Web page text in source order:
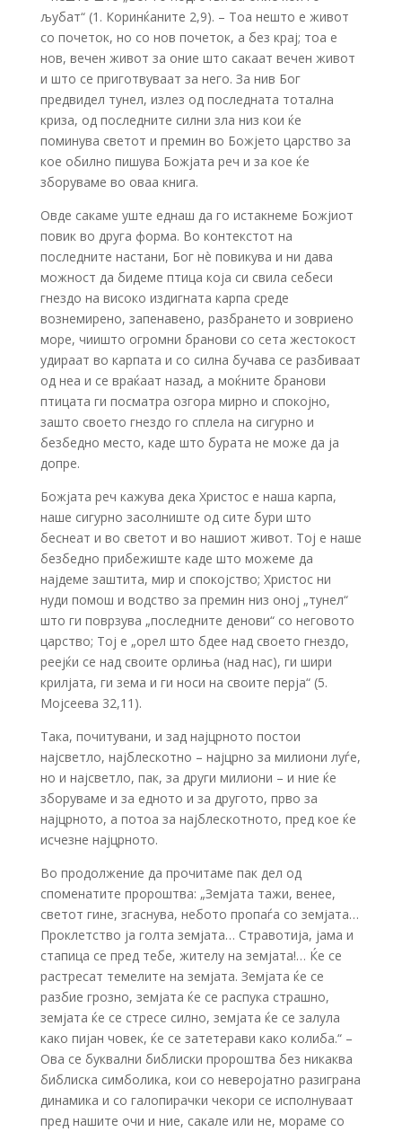
љубат“ (1. Коринќаните 2,9). – Тоа нешто е живот
со почеток, но со нов почеток, а без крај; тоа е
нов, вечен живот за оние што сакаат вечен живот
и што се приготвуваат за него. За нив Бог
предвидел тунел, излез од последната тотална
криза, од последните силни зла низ кои ќе
поминува светот и премин во Божјето царство за
кое обилно пишува Божјата реч и за кое ќе
зборуваме во оваа книга.
Овде сакаме уште еднаш да го истакнеме Божјиот
повик во друга форма. Во контекстот на
последните настани, Бог нè повикува и ни дава
можност да бидеме птица која си свила себеси
гнездо на високо издигната карпа среде
вознемирено, запенавено, разбрането и зовриено
море, чиишто огромни бранови со сета жестокост
удираат во карпата и со силна бучава се разбиваат
од неа и се враќаат назад, а моќните бранови
птицата ги посматра озгора мирно и спокојно,
зашто своето гнездо го сплела на сигурно и
безбедно место, каде што бурата не може да ја
допре.
Божјата реч кажува дека Христос е наша карпа,
наше сигурно засолниште од сите бури што
беснеат и во светот и во нашиот живот. Тој е наше
безбедно прибежиште каде што можеме да
најдеме заштита, мир и спокојство; Христос ни
нуди помош и водство за премин низ оној „тунел“
што ги поврзува „последните денови“ со неговото
царство; Тој е „орел што бдее над своето гнездо,
реејќи се над своите орлиња (над нас), ги шири
крилјата, ги зема и ги носи на своите перја“ (5.
Мојсеева 32,11).
Така, почитувани, и зад најцрното постои
најсветло, најблескотно – најцрно за милиони луѓе,
но и најсветло, пак, за други милиони – и ние ќе
зборуваме и за едното и за другото, прво за
најцрното, а потоа за најблескотното, пред кое ќе
исчезне најцрното.
Во продолжение да прочитаме пак дел од
споменатите пророштва: „Земјата тажи, венее,
светот гине, згаснува, небото пропаѓа со земјата…
Проклетство ја голта земјата… Стравотија, јама и
стапица се пред тебе, жителу на земјата!… Ќе се
растресат темелите на земјата. Земјата ќе се
разбие грозно, земјата ќе се распука страшно,
земјата ќе се стресе силно, земјата ќе се залула
како пијан човек, ќе се затетерави како колиба.“ –
Ова се буквални библиски пророштва без никаква
библиска симболика, кои со неверојатно разиграна
динамика и со галопирачки чекори се исполнуваат
пред нашите очи и ние, сакале или не, мораме со